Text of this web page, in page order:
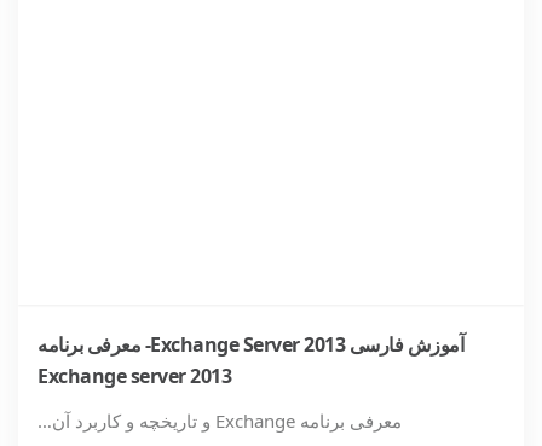
آموزش فارسی Exchange Server 2013- معرفی برنامه
Exchange server 2013
معرفی برنامه Exchange و تاریخچه و کاربرد آن…